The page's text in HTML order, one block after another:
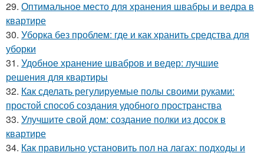
29. Оптимальное место для хранения швабры и ведра в
квартире
30. Уборка без проблем: где и как хранить средства для
уборки
31. Удобное хранение швабров и ведер: лучшие
решения для квартиры
32. Как сделать регулируемые полы своими руками:
простой способ создания удобного пространства
33. Улучшите свой дом: создание полки из досок в
квартире
34. Как правильно установить пол на лагах: подходы и